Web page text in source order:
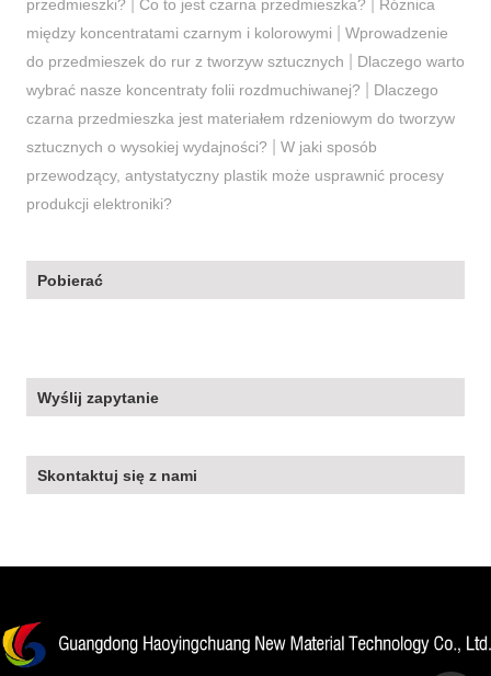
przedmieszki?
Co to jest czarna przedmieszka?
Różnica
między koncentratami czarnym i kolorowymi
Wprowadzenie
do przedmieszek do rur z tworzyw sztucznych
Dlaczego warto
wybrać nasze koncentraty folii rozdmuchiwanej?
Dlaczego
czarna przedmieszka jest materiałem rdzeniowym do tworzyw
sztucznych o wysokiej wydajności?
W jaki sposób
przewodzący, antystatyczny plastik może usprawnić procesy
produkcji elektroniki?
Pobierać
Wyślij zapytanie
Skontaktuj się z nami